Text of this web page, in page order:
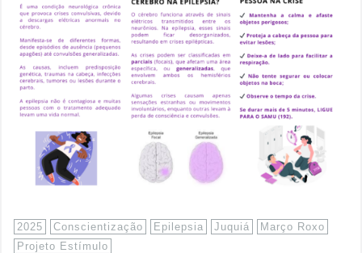
2025 Conscientização Epilepsia Juquiá
Março Roxo
Projeto Estímulo